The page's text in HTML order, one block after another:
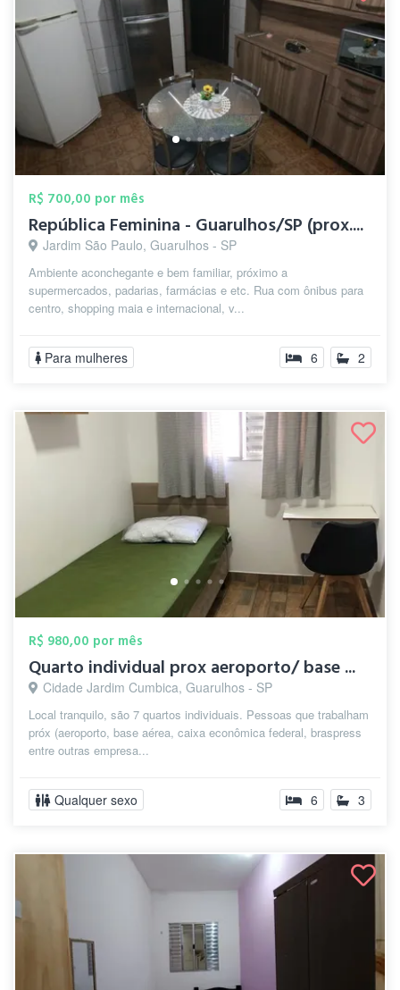
R$ 700,00 por mês
República Feminina - Guarulhos/SP (prox....
Jardim São Paulo, Guarulhos - SP
Ambiente aconchegante e bem familiar, próximo a
supermercados, padarias, farmácias e etc. Rua com ônibus para
centro, shopping maia e internacional, v...
Para mulheres 6 2
R$ 980,00 por mês
Quarto individual prox aeroporto/ base ...
Cidade Jardim Cumbica, Guarulhos - SP
Local tranquilo, são 7 quartos individuais. Pessoas que trabalham
próx (aeroporto, base aérea, caixa econômica federal, braspress
entre outras empresa...
Qualquer sexo 6 3